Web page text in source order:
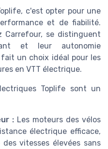
c'est opter pour une
et de fiabilité.
Carrefour, se distinguent
et leur autonomie
un choix idéal pour les
en VTT électrique.
Toplife sont un
: Les moteurs des vélos
électrique efficace,
vitesses élevées sans